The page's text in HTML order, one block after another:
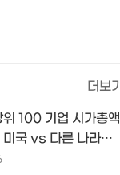
더보기
위 100 기업 시가총액
국 vs 다른 나라들...
by